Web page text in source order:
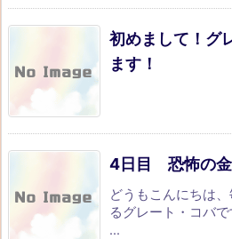
初めまして！グ
ます！
4日目 恐怖の金
どうもこんにちは
るグレート・コバ
...